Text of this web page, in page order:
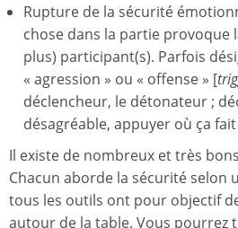
Rupture de la sécurité
chose dans la partie provoque
plus) participant(s). Parfois
« agression » ou « offense » [
déclencheur, le détonateur ;
désagréable, appuyer où ça
Il existe de nombreux et très
Chacun aborde la sécurité selon
tous les outils ont pour objectif
autour de la table. Vous pourrez